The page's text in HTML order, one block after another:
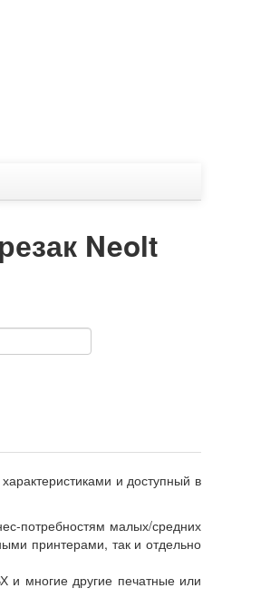
Neolt
и доступный в
потребностям малых/средних
принтерами, так и отдельно
и многие другие печатные или